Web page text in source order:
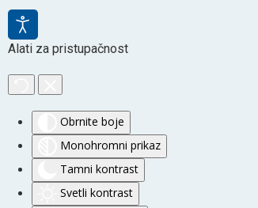
Alati za pristupačnost
Obrnite boje
Monohromni prikaz
Tamni kontrast
Svetli kontrast